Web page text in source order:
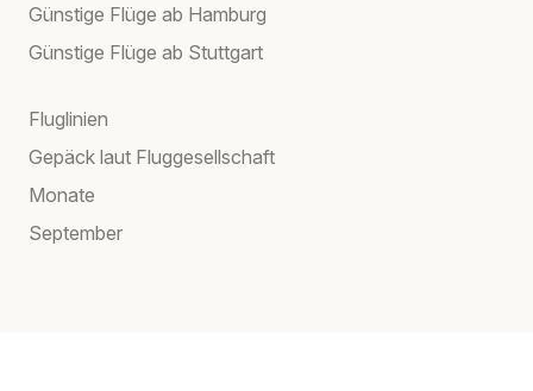
Günstige Flüge ab Hamburg
Günstige Flüge ab Stuttgart
Fluglinien
Gepäck laut Fluggesellschaft
Monate
September